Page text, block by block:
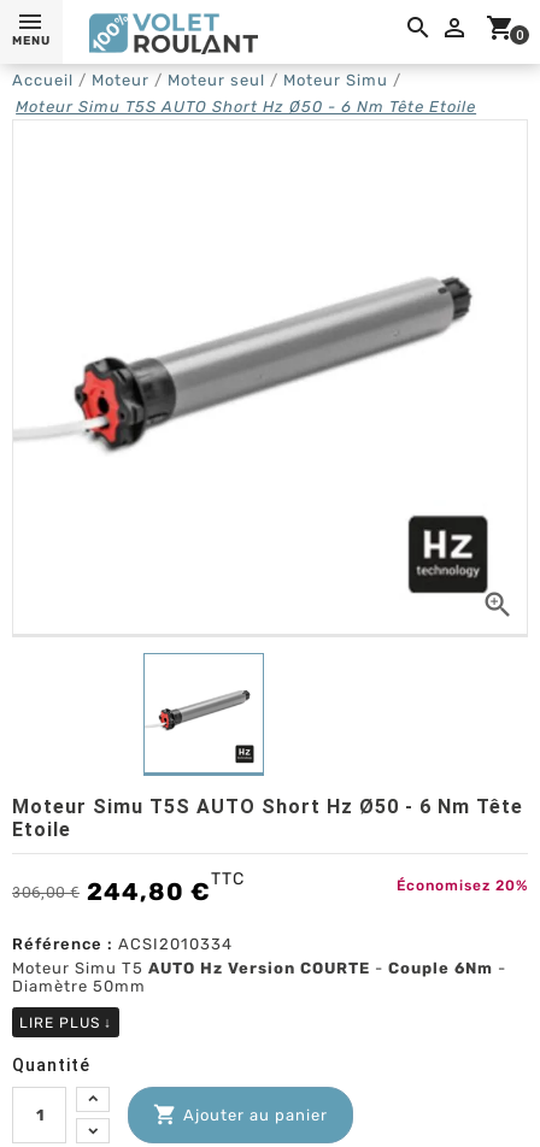
 shopping_cart0
MENU
Accueil Moteur Moteur seul
Moteur Simu
Moteur Simu T5S AUTO Short Hz Ø50 - 6 Nm Tête Etoile

Moteur Simu T5S AUTO Short Hz Ø50 - 6 Nm Tête
Etoile
306,00 € 244,80 €TTC Économisez 20%
Référence : ACSI2010334
Moteur Simu T5 AUTO Hz Version COURTE - Couple 6Nm -
Diamètre 50mm
LIRE PLUS ↓
Quantité
 Ajouter au panier